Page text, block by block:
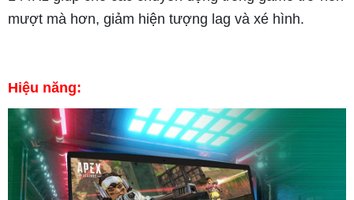
mượt mà hơn, giảm hiện tượng lag và xé hình.
Hiệu năng: